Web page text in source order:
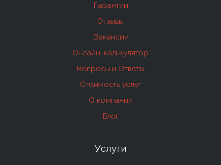
Гарантии
Отзывы
Вакансии
Онлайн-калькулятор
Вопросы и Ответы
Стоимость услуг
О компании
Блог
Услуги